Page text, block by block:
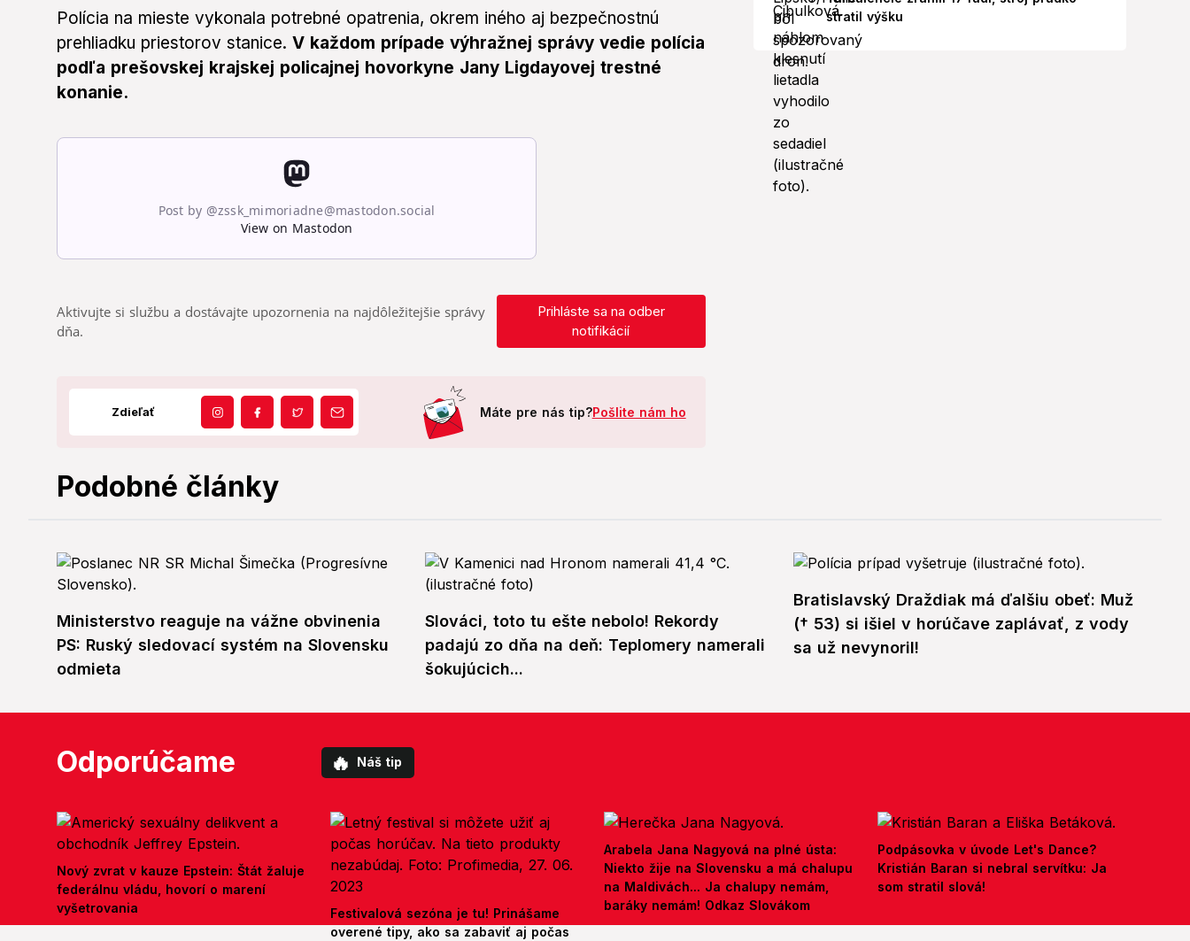
Polícia na mieste vykonala potrebné opatrenia, okrem iného aj bezpečnostnú
prehliadku priestorov stanice. V každom prípade výhražnej správy vedie polícia
podľa prešovskej krajskej policajnej hovorkyne Jany Ligdayovej trestné
konanie.
Aktivujte si službu a dostávajte upozornenia na najdôležitejšie správy
dňa.
Prihláste sa na odber
notifikácií
Zdieľať Máte pre nás tip?Pošlite nám ho
stratil výšku
Podobné články
Ministerstvo reaguje na vážne obvinenia
PS: Ruský sledovací systém na Slovensku
odmieta
Slováci, toto tu ešte nebolo! Rekordy
padajú zo dňa na deň: Teplomery namerali
šokujúcich...
Bratislavský Draždiak má ďalšiu obeť: Muž
(† 53) si išiel v horúčave zaplávať, z vody
sa už nevynoril!
Odporúčame 🔥 Náš tip
Nový zvrat v kauze Epstein: Štát žaluje
federálnu vládu, hovorí o marení
vyšetrovania
Festivalová sezóna je tu! Prinášame
overené tipy, ako sa zabaviť aj počas
Arabela Jana Nagyová na plné ústa:
Niekto žije na Slovensku a má chalupu
na Maldivách... Ja chalupy nemám,
baráky nemám! Odkaz Slovákom
Podpásovka v úvode Let's Dance?
Kristián Baran si nebral servítku: Ja
som stratil slová!